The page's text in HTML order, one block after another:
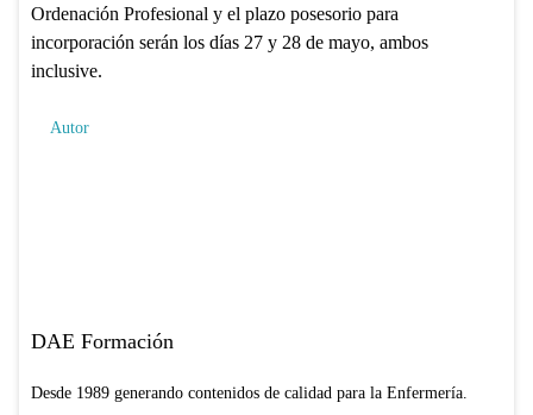
Ordenación Profesional y el plazo posesorio para
incorporación serán los días 27 y 28 de mayo, ambos
inclusive.
Autor
DAE Formación
Desde 1989 generando contenidos de calidad para la Enfermería.